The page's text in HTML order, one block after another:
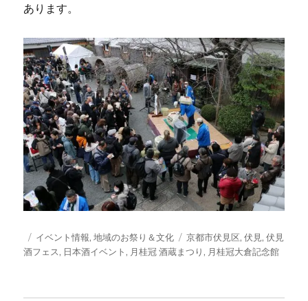
あります。
投
稿
カ
テ
イベント情報,地域のお祭り＆文化
タ
グ
京都市伏見区,伏見,伏見
酒フェス, 日本酒イベント, 月桂冠 酒蔵まつり, 月桂冠大倉記念館